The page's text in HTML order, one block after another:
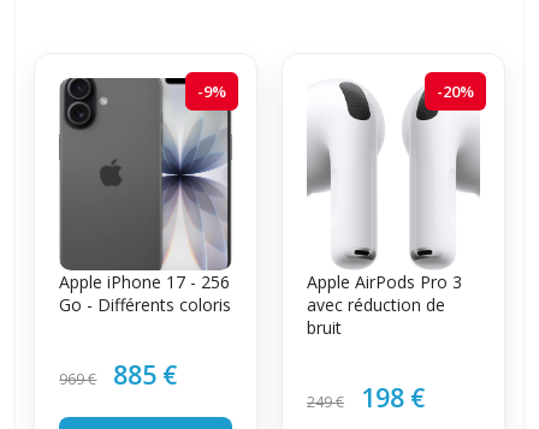
-9%
Apple iPhone 17 - 256
Go - Différents coloris
969 € 885 €
-20%
Apple AirPods Pro 3
avec réduction de
bruit
249 € 198 €